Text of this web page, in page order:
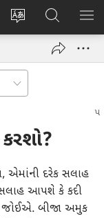
વેબ
ભાષા
લોગ
new
JW.ORG
શોધો
દરેક સલાહ
સલાહ આપશે કે કદી
બીજા અમુક